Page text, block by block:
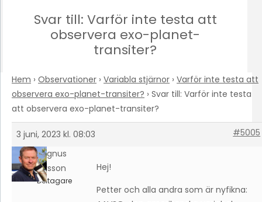
Svar till: Varför inte testa att
observera exo-planet-
transiter?
Hem › Observationer › Variabla stjärnor › Varför inte testa att
observera exo-planet-transiter? › Svar till: Varför inte testa
att observera exo-planet-transiter?
3 juni, 2023 kl. 08:03
#5005
Magnus
Larsson
Deltagare
Hej!
Petter och alla andra som är nyfikna: